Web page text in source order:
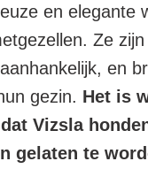
en elegante
Ze
en
gezin. Het is
Vizsla
gelaten te